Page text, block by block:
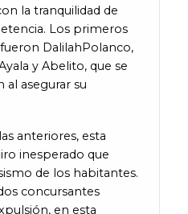
la tranquilidad de
Los primeros
DalilahPolanco,
y Abelito, que se
al asegurar su
anteriores, esta
inesperado que
de los habitantes.
concursantes
en esta